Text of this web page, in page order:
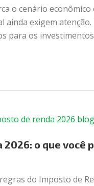
o cenário
ainda exigem
para os
2026: o que você
do Imposto de